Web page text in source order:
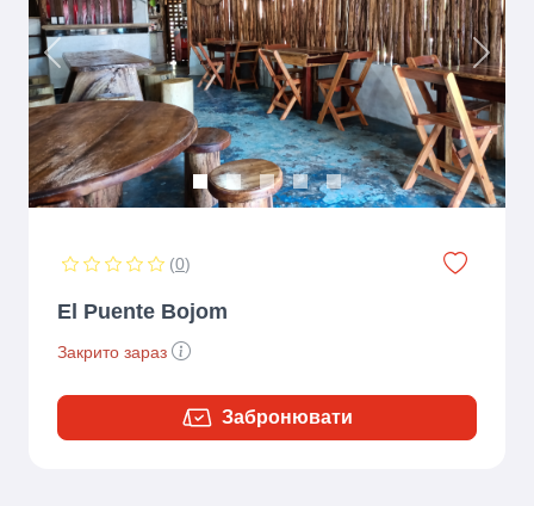
Previous Next
(0)
El Puente Bojom
Закрито зараз
Забронювати